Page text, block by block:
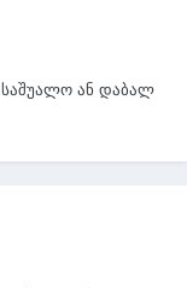
საშუალო ან დაბალ